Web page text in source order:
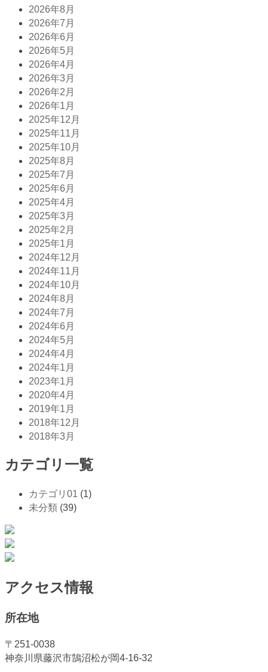
2026年8月
2026年7月
2026年6月
2026年5月
2026年4月
2026年3月
2026年2月
2026年1月
2025年12月
2025年11月
2025年10月
2025年8月
2025年7月
2025年6月
2025年4月
2025年3月
2025年2月
2025年1月
2024年12月
2024年11月
2024年10月
2024年8月
2024年7月
2024年6月
2024年5月
2024年4月
2024年1月
2023年1月
2020年4月
2019年1月
2018年12月
2018年3月
カテゴリ一覧
カテゴリ01 (1)
未分類 (39)
アクセス情報
所在地
〒251-0038
神奈川県藤沢市鵠沼松が岡4-16-32